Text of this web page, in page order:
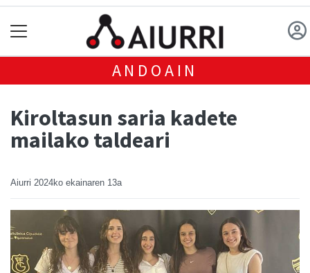
ANDOAIN
Kiroltasun saria kadete
mailako taldeari
Aiurri 2024ko ekainaren 13a